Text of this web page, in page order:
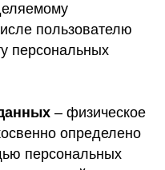
пользователю
персональных
– физическое
определено
персональных